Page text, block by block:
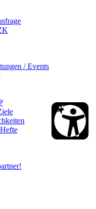
/ Events